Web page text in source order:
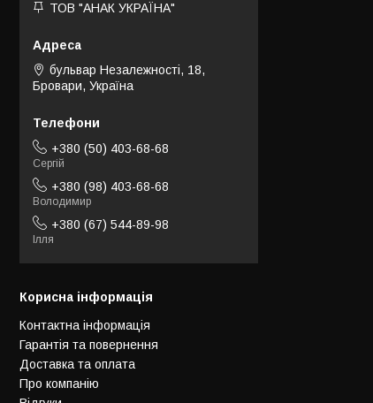
ТОВ "АНАК УКРАЇНА"
бульвар Незалежності, 18,
Бровари, Україна
+380 (50) 403-68-68
Сергій
+380 (98) 403-68-68
Володимир
+380 (67) 544-89-98
Ілля
Корисна інформація
Контактна інформація
Гарантія та повернення
Доставка та оплата
Про компанію